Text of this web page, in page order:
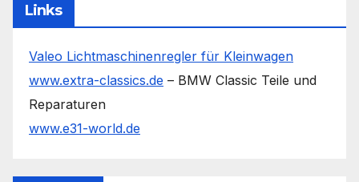
Links
Valeo Lichtmaschinenregler für Kleinwagen
www.extra-classics.de – BMW Classic Teile und
Reparaturen
www.e31-world.de